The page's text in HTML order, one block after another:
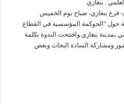
. بنغازي
فرع بنغازي، صباح يوم الخميس
2024، ندوة علمية حول “الحوكمة المؤسسية في القطاع
بمدينة بنغازي وافتتحت الندوة بكلمة
ومشاركة السادة البحاث وبعض